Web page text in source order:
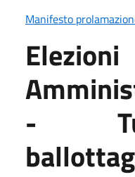
Manifesto
Elezioni
-